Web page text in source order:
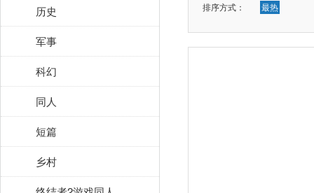
历史
军事
科幻
同人
短篇
乡村
排序方式：
最热